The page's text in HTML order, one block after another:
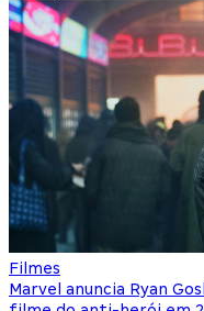
Filmes
Marvel anuncia Ryan